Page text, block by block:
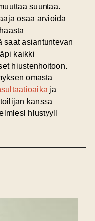
suuntaa.
osaa arvioida
saat asiantuntevan
kaikki
hiustenhoitoon.
omasta
ja
kanssa
hiustyyli